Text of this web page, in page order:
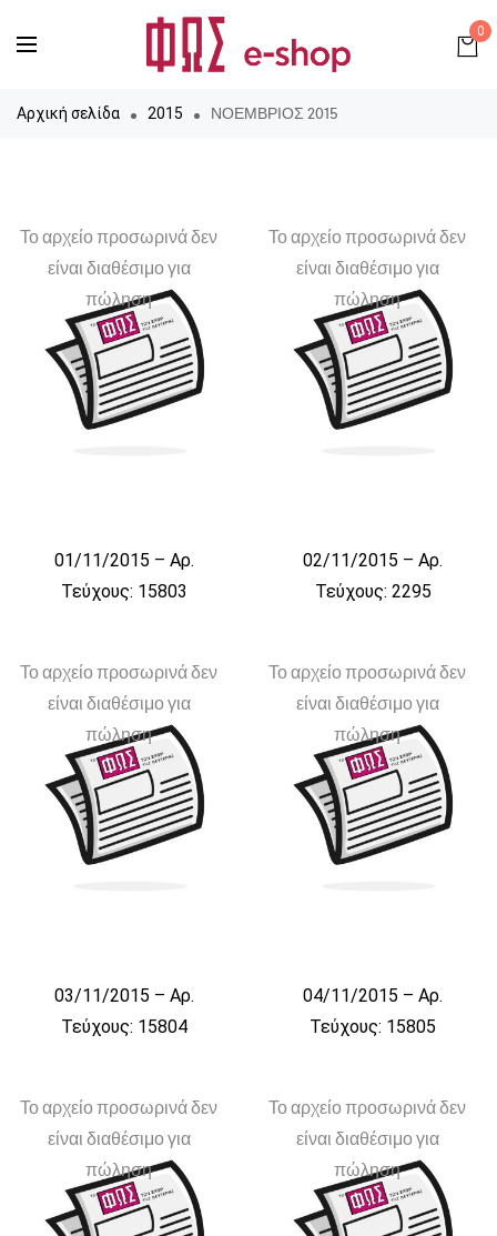
0
Αρχική σελίδα 2015 ΝΟΕΜΒΡΙΟΣ 2015
Το αρχείο προσωρινά δεν
είναι διαθέσιμο για
πώληση
01/11/2015 – Αρ.
Τεύχους: 15803
Το αρχείο προσωρινά δεν
είναι διαθέσιμο για
πώληση
02/11/2015 – Αρ.
Τεύχους: 2295
Το αρχείο προσωρινά δεν
είναι διαθέσιμο για
πώληση
03/11/2015 – Αρ.
Τεύχους: 15804
Το αρχείο προσωρινά δεν
είναι διαθέσιμο για
πώληση
04/11/2015 – Αρ.
Τεύχους: 15805
Το αρχείο προσωρινά δεν
είναι διαθέσιμο για
πώληση
Το αρχείο προσωρινά δεν
είναι διαθέσιμο για
πώληση